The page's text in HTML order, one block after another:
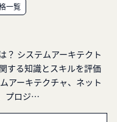
一覧
？ システムアーキテクト
する知識とスキルを評価
アーキテクチャ、ネット
プロジ…